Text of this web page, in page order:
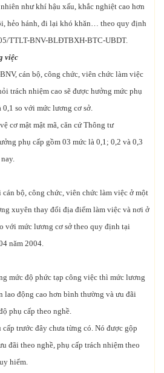
như khí hậu xấu, khắc nghiệt cao hơn
hẻo hánh, đi lại khó khăn… theo quy định
TTLT-BNV-BLĐTBXH-BTC-UBDT.
việc
cán bộ, công chức, viên chức làm việc
trách nhiệm cao sẽ được hưởng mức phụ
0,1 so với mức lương cơ sở.
cơ mật mật mã, căn cứ Thông tư
phụ cấp gồm 03 mức là 0,1; 0,2 và 0,3
bộ, công chức, viên chức làm việc ở một
xuyên thay đổi địa điểm làm việc và nơi ở
với mức lương cơ sở theo quy định tại
năm 2004.
mức độ phức tạp công việc thì mức lương
lao động cao hơn bình thường và ưu đãi
phụ cấp theo nghề.
trước đây chưa từng có. Nó được gộp
đãi theo nghề, phụ cấp trách nhiệm theo
hiểm.